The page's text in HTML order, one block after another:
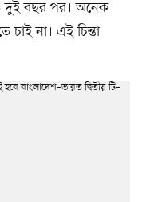
দুই বছর পর। অনেক
চাই না। এই চিন্তা